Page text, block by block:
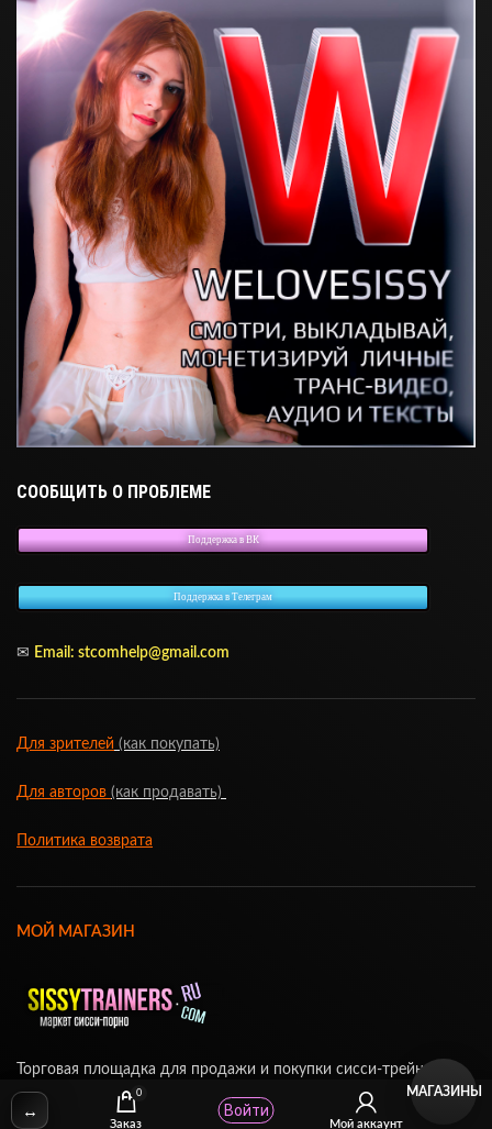
СООБЩИТЬ О ПРОБЛЕМЕ
Поддержка в ВК
Поддержка в Телеграм
✉ Email: stcomhelp@gmail.com
Для зрителей (как покупать)
Для авторов (как продавать)
Политика возврата
МОЙ МАГАЗИН
Торговая площадка для продажи и покупки сисси-трейнеров,
аудио и видео-гипнозов, мотивации, CEI, унижений куколдов и
др. тематического порно
↔
0
Заказ Мой аккаунт
Войти
МАГАЗИНЫ